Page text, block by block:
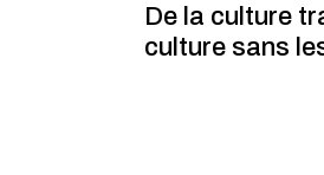
De la culture
culture sans